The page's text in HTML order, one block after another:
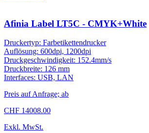
Afinia Label LT5C - CMYK+White
Druckertyp: Farbetikettendrucker
Auflösung: 600dpi, 1200dpi
Druckgeschwindigkeit: 152.4mm/s
Druckbreite: 126 mm
Interfaces: USB, LAN
Preis auf Anfrage; ab
CHF 14008.00
Exkl. MwSt.